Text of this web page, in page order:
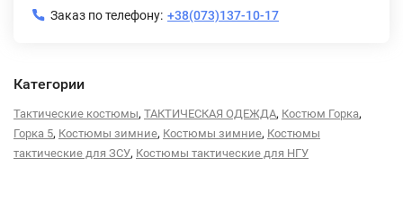
Заказ по телефону: +38(073)137-10-17
Категории
Тактические костюмы, ТАКТИЧЕСКАЯ ОДЕЖДА, Костюм Горка,
Горка 5, Костюмы зимние, Костюмы зимние, Костюмы
тактические для ЗСУ, Костюмы тактические для НГУ